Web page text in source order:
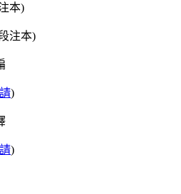
本)
)
)